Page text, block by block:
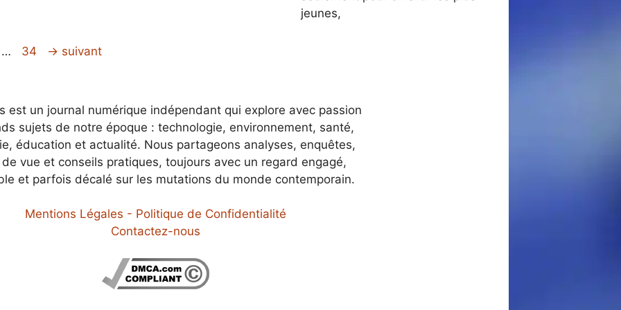
jeunes,
… Page
34 → suivant
est un journal numérique indépendant qui explore avec passion
sujets de notre époque : technologie, environnement, santé,
éducation et actualité. Nous partageons analyses, enquêtes,
vue et conseils pratiques, toujours avec un regard engagé,
et parfois décalé sur les mutations du monde contemporain.
Mentions Légales - Politique de Confidentialité
Contactez-nous